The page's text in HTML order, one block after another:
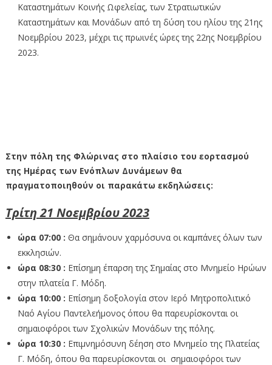
Καταστημάτων Κοινής Ωφελείας, των Στρατιωτικών
Καταστημάτων και Μονάδων από τη δύση του ηλίου της 21ης
Νοεμβρίου 2023, μέχρι τις πρωινές ώρες της 22ης Νοεμβρίου
2023.
Στην πόλη της Φλώρινας στο πλαίσιο του εορτασμού
της Ημέρας των Ενόπλων Δυνάμεων θα
πραγματοποιηθούν οι παρακάτω εκδηλώσεις:
Τρίτη21 Νοεμβρίου 2023
ώρα 07:00 : Θα σημάνουν χαρμόσυνα οι καμπάνες όλων των
εκκλησιών.
ώρα 08:30 : Επίσημη έπαρση της Σημαίας στο Μνημείο Ηρώων
στην πλατεία Γ. Μόδη.
ώρα 10:00 : Επίσημη δοξολογία στον Ιερό Μητροπολιτικό
Ναό Αγίου Παντελεήμονος όπου θα παρευρίσκονται οι
σημαιοφόροι των Σχολικών Μονάδων της πόλης.
ώρα 10:30 : Επιμνημόσυνη δέηση στο Μνημείο της Πλατείας
Γ. Μόδη, όπου θα παρευρίσκονται οι σημαιοφόροι των